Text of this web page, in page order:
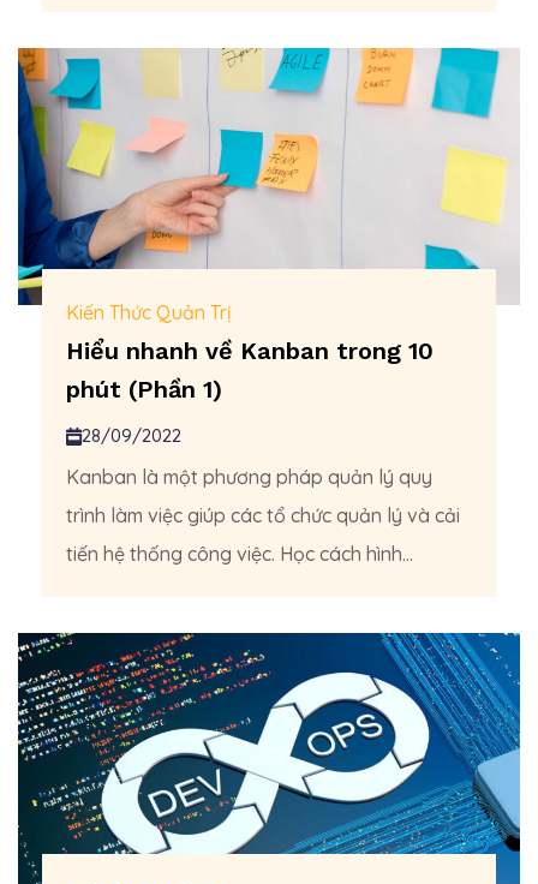
Kiến Thức Quản Trị
Hiểu nhanh về Kanban trong 10
phút (Phần 1)
28/09/2022
Kanban là một phương pháp quản lý quy
trình làm việc giúp các tổ chức quản lý và cải
tiến hệ thống công việc. Học cách hình...